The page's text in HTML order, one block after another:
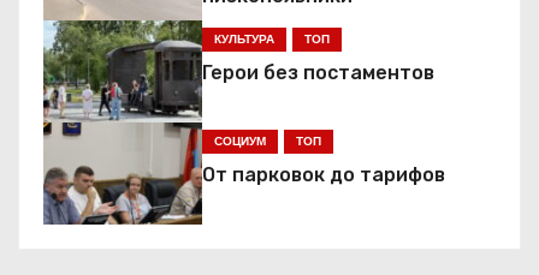
ц
и
я
п
КУЛЬТУРА ТОП
Герои без постаментов
СОЦИУМ ТОП
От парковок до тарифов